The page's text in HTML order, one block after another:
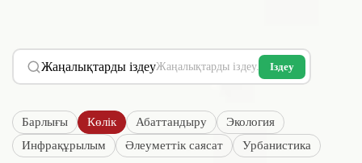
Жаңалықтарды іздеу Іздеу
Барлығы Көлік Абаттандыру
Экология
Инфрақұрылым
Әлеуметтік саясат Урбанистика